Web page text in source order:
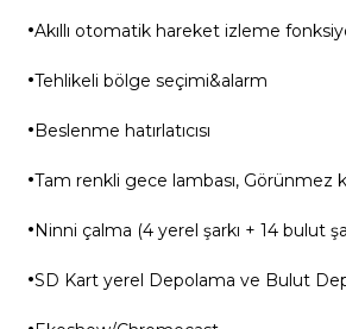
·Akıllı otomatik hareket izleme
·Tehlikeli bölge seçimi&alarm
·Beslenme hatırlatıcısı
·Tam renkli gece lambası, Görünmez
·Ninni çalma (4 yerel şarkı + 14 bulut
·SD Kart yerel Depolama ve Bulut